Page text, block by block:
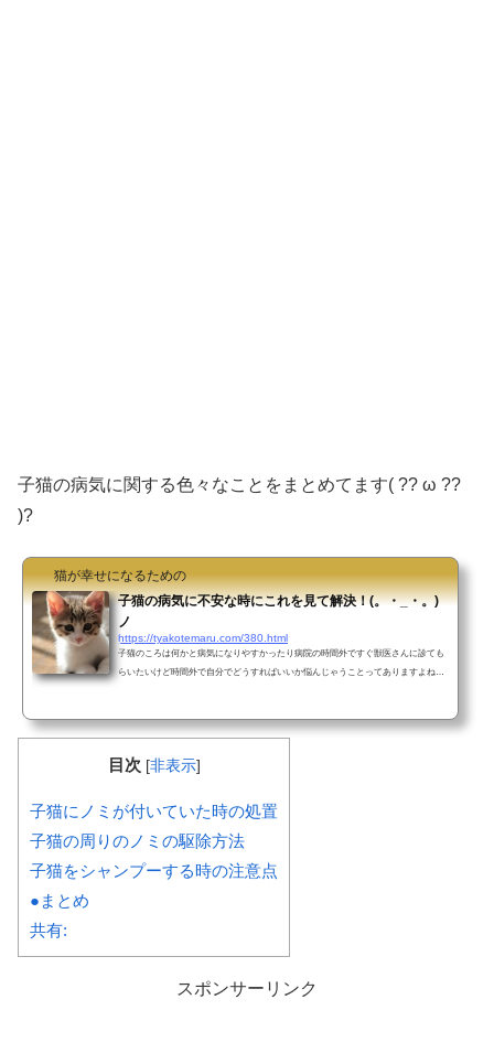
子猫の病気に関する色々なことをまとめてます( ?? ω ??
)?
猫が幸せになるための
子猫の病気に不安な時にこれを見て解決！(。・_・。)
ノ
https://tyakotemaru.com/380.html
子猫のころは何かと病気になりやすかったり病院の時間外ですぐ獣医さんに診ても
らいたいけど時間外で自分でどうすればいいか悩んじゃうことってありますよね。
た時の応急処置は？子猫は、まだ消化器官が未熟なので、よく下痢をすると言いま
子猫が嘔吐をした時の対処法や、水分補給の方法も併せ...
目次 [非表示]
子猫にノミが付いていた時の処置
子猫の周りのノミの駆除方法
子猫をシャンプーする時の注意点
●まとめ
共有:
スポンサーリンク